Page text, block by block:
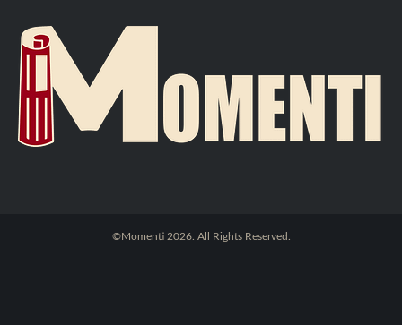
©Momenti 2026. All Rights Reserved.